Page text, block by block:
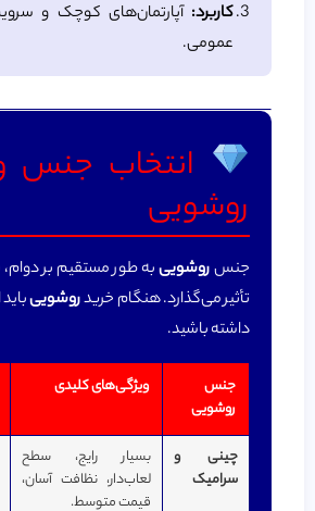
کاربرد: آپارتمان‌های کوچک و
عمومی.
انتخاب جنس
روشویی
جنسروشوییبه طور مستقیم بر
تأثیر می‌گذارد. هنگام خریدروشویی
داشته باشید.
جنس
روشویی
ویژگی‌های کلیدی
چینی و
سرامیک
بسیار رایج، سطح
لعاب‌دار، نظافت آسان،
قیمت متوسط.